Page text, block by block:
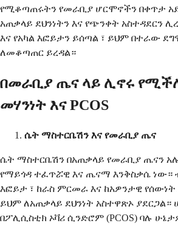
የሚቆጣጠሩትን የመራቢያ ሆርሞኖችን በቀጥታ
አጠቃላይ ደህንነትን እና የጭንቀት አስተዳደርን
እና የአካል እፎይታን ይሰጣል ፣ ይህም በተራው
ለመቆጣጠር ይረዳል።
በመራቢያ ጤና ላይ ሊኖሩ
መሃንነት እና PCOS
ሴት ማስተርቤሽን እና የመራቢያ ጤና
ሴት ማስተርቤሽን በአጠቃላይ የመራቢያ ጤናን
የማይጎዳ ተፈጥሯዊ እና ጤናማ እንቅስቃሴ
እፎይታ ፣ ከራስ ምርመራ እና ከአዎንታዊ የሰውነት
ይህም ለአጠቃላይ ደህንነት አስተዋጽኦ ያደርጋል።
በፖሊሲስቲክ ኦቫሪ ሲንድሮም (PCOS) ባሉ